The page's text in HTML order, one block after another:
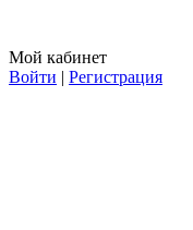
Мой кабинет
Войти | Регистрация